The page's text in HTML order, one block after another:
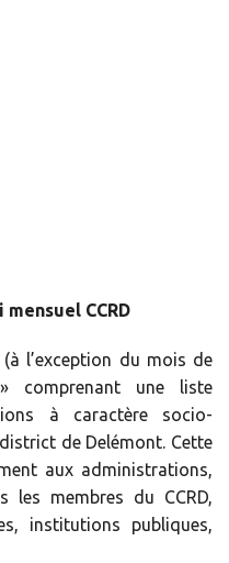
CCRD
l’exception du mois de
comprenant une liste
à caractère socio-
de Delémont. Cette
aux administrations,
les membres du CCRD,
institutions publiques,